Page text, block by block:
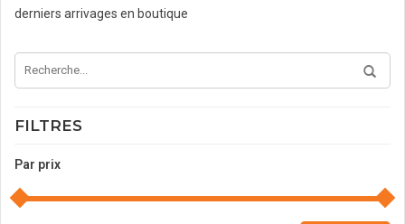
derniers arrivages en boutique
FILTRES
Par prix